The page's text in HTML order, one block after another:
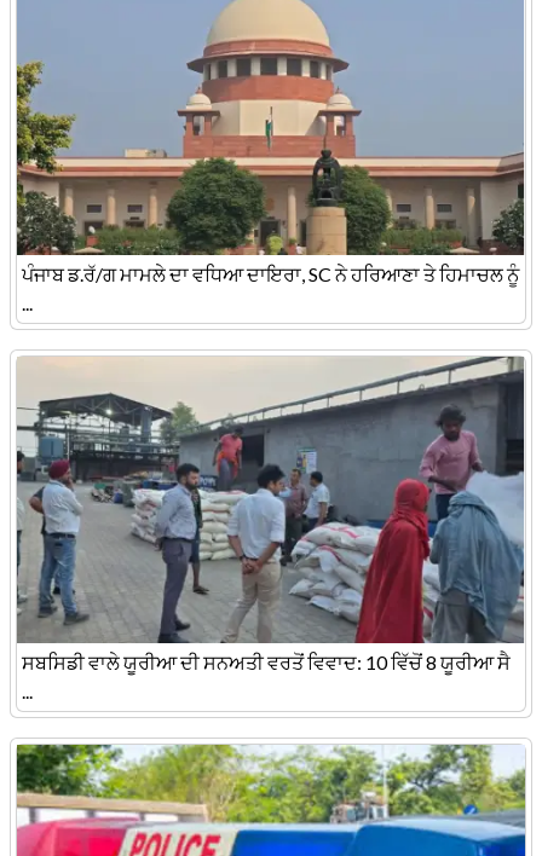
ਪੰਜਾਬ ਡ.ਰੱ/ਗ ਮਾਮਲੇ ਦਾ ਵਧਿਆ ਦਾਇਰਾ, SC ਨੇ ਹਰਿਆਣਾ ਤੇ ਹਿਮਾਚਲ ਨੂੰ
...
ਸਬਸਿਡੀ ਵਾਲੇ ਯੂਰੀਆ ਦੀ ਸਨਅਤੀ ਵਰਤੋਂ ਵਿਵਾਦ: 10 ਵਿੱਚੋਂ 8 ਯੂਰੀਆ ਸੈ